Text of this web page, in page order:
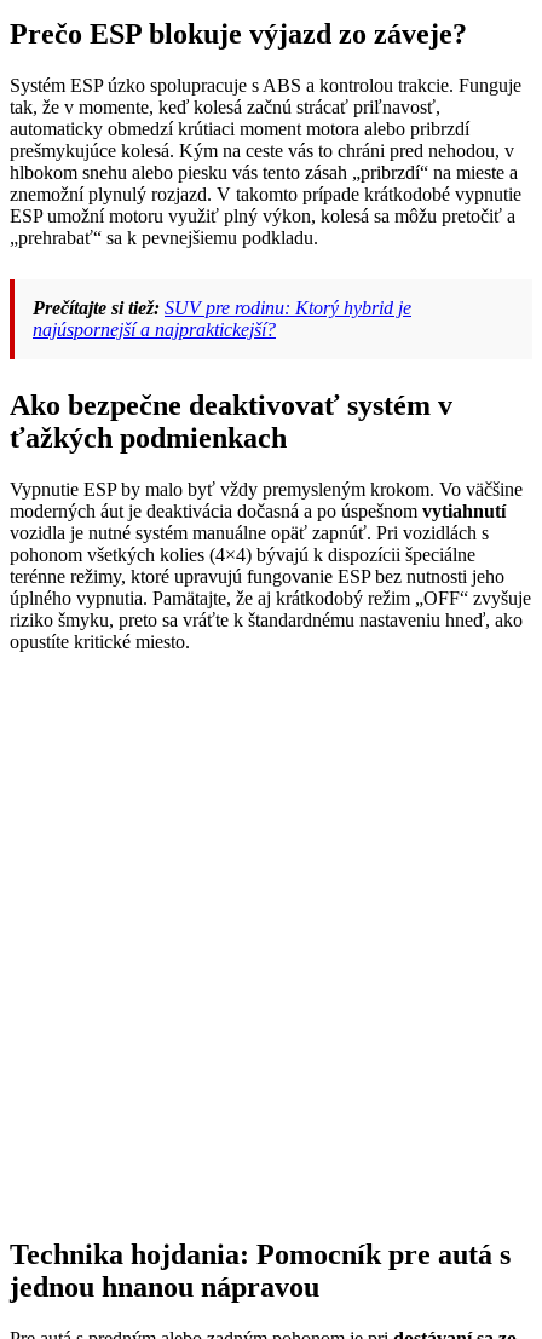
Prečo ESP blokuje výjazd zo záveje?
Systém ESP úzko spolupracuje s ABS a kontrolou trakcie. Funguje
tak, že v momente, keď kolesá začnú strácať priľnavosť,
automaticky obmedzí krútiaci moment motora alebo pribrzdí
prešmykujúce kolesá. Kým na ceste vás to chráni pred nehodou, v
hlbokom snehu alebo piesku vás tento zásah „pribrzdí“ na mieste a
znemožní plynulý rozjazd. V takomto prípade krátkodobé vypnutie
ESP umožní motoru využiť plný výkon, kolesá sa môžu pretočiť a
„prehrabať“ sa k pevnejšiemu podkladu.
Prečítajte si tiež: SUV pre rodinu: Ktorý hybrid je
najúspornejší a najpraktickejší?
Ako bezpečne deaktivovať systém v
ťažkých podmienkach
Vypnutie ESP by malo byť vždy premysleným krokom. Vo väčšine
moderných áut je deaktivácia dočasná a po úspešnom vytiahnutí
vozidla je nutné systém manuálne opäť zapnúť. Pri vozidlách s
pohonom všetkých kolies (4×4) bývajú k dispozícii špeciálne
terénne režimy, ktoré upravujú fungovanie ESP bez nutnosti jeho
úplného vypnutia. Pamätajte, že aj krátkodobý režim „OFF“ zvyšuje
riziko šmyku, preto sa vráťte k štandardnému nastaveniu hneď, ako
opustíte kritické miesto.
Technika hojdania: Pomocník pre autá s
jednou hnanou nápravou